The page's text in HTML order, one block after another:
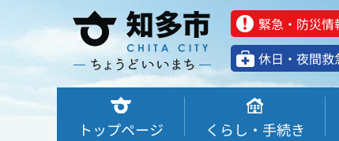
緊急・防災情
休⽇・夜間救
トップページ くらし・手続き